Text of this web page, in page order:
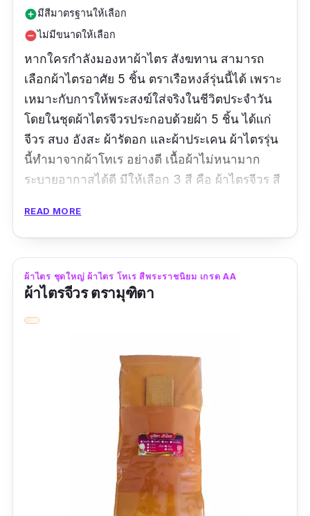
add_circleมีสีมาตรฐานให้เลือก
remove_circleไม่มีขนาดให้เลือก
หากใครกำลังมองหาผ้าไตร สังฆทาน สามารถ
เลือกผ้าไตรอาศัย 5 ชิ้น ตราเรือหงส์รุ่นนี้ได้ เพราะ
เหมาะกับการให้พระสงฆ์ใส่จริงในชีวิตประจำวัน
โดยในชุดผ้าไตรจีวรประกอบด้วยผ้า 5 ชิ้น ได้แก่
จีวร สบง อังสะ ผ้ารัดอก และผ้าประเคน ผ้าไตรรุ่น
นี้ทำมาจากผ้าโทเร อย่างดี เนื้อผ้าไม่หนามาก
ระบายอากาสได้ดี มีให้เลือก 3 สี คือ ผ้าไตรจีวร สี
เหลืองส้ม ผ้าไตรรุ่นนี้มีขนาด 1.90 เมตร เหมาะกับ
พระสงฆ์ที่มีความสูงประมาณ 160 - 170
เซนติเมตร และน้ำหนักไม่เกิน 70 กิโลกรัม
รีวิวจากผู้ใช้จริง:
"ร้านส่งไวมาก แต่ลูกค้าเกือบลืมรีวิวค่ะ รีวิวช้าไป
เพราะพระที่เดินบิณฑบาตเช้า ท่านใส่สีทอง เวลา
จะทำบุญไว้อุดหนุนใหม่นะคะ"
READ MORE
ผ้าไตร ชุดใหญ่ ผ้าไตร โทเร สีพระราชนิยม เกรด AA
ผ้าไตรจีวร ตรามุฑิตา